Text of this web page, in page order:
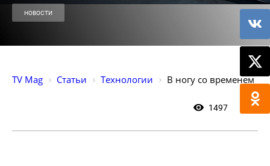
НОВОСТИ
TV Mag Статьи Технологии В ногу со временем
1497 0